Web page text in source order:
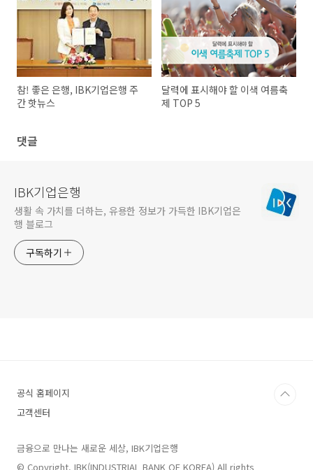
참! 좋은 은행, IBK기업은행 주
간 핫뉴스
달력에 표시해야 할 이색 여름축
제 TOP 5
댓글
IBK기업은행
생활 속 가치를 더하는, 유용한 정보가 가득한 IBK기업은
행 블로그
구독하기
공식 홈페이지
고객센터
금융으로 만나는 새로운 세상, IBK기업은행
© Copyright. IBK(INDUSTRIAL BANK OF KOREA) All rights